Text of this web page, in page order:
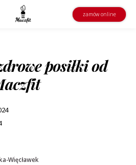
zamów online
posiłki od
Więcławek